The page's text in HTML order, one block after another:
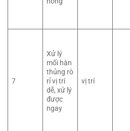
7
Xử lý
mối hàn
thủng rò
rỉ vị trí
dễ, xử lý
được
ngay
vị trí